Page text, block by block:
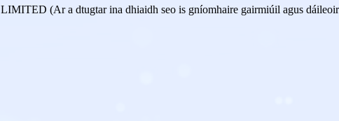
(Ar a dtugtar ina dhiaidh seo is gníomhaire gairmiúil agus